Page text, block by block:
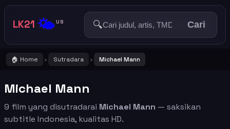
LK21 🌤️US 🔍 Cari
🏠 Home › Sutradara › Michael Mann
Michael Mann
9 film yang disutradarai Michael Mann — saksikan
subtitle Indonesia, kualitas HD.